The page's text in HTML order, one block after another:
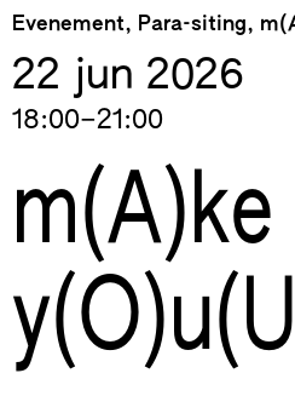
Skip
content
Evenement, Para-siting,
22 jun 2026
18:00–21:00
m(A)ke